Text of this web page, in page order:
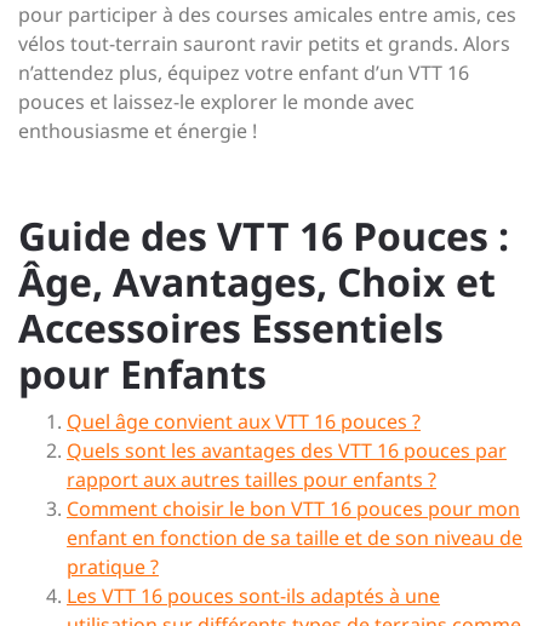
pour participer à des courses amicales entre amis, ces
vélos tout-terrain sauront ravir petits et grands. Alors
n’attendez plus, équipez votre enfant d’un VTT 16
pouces et laissez-le explorer le monde avec
enthousiasme et énergie !
Guide des VTT 16 Pouces :
Âge, Avantages, Choix et
Accessoires Essentiels
pour Enfants
Quel âge convient aux VTT 16 pouces ?
Quels sont les avantages des VTT 16 pouces par
rapport aux autres tailles pour enfants ?
Comment choisir le bon VTT 16 pouces pour mon
enfant en fonction de sa taille et de son niveau de
pratique ?
Les VTT 16 pouces sont-ils adaptés à une